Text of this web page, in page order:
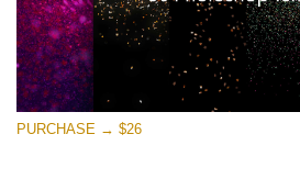
(1783 Overlays)
Large 6000*4000px
मुफ्त डाउनलोड
PURCHASE → $26